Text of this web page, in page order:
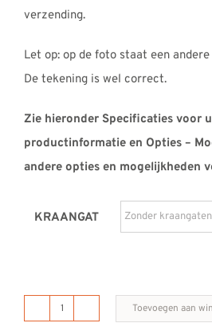
verzending.
Let op: op de foto staat een
De tekening is wel correct.
Zie hieronder Specificaties voor
productinformatie en Opties –
andere opties en mogelijkheden
KRAANGAT
B
Toevoegen aan